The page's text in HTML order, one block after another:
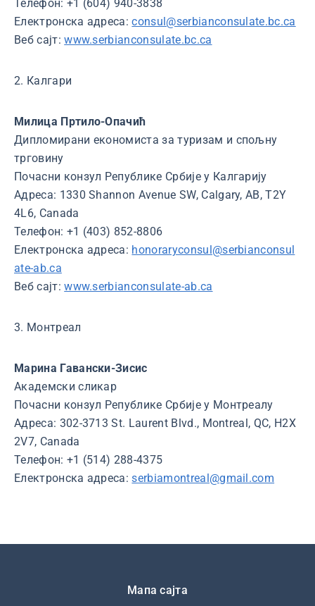
Телефон: +1 (604) 940-3838
Електронска адреса:consul@serbianconsulate.bc.ca
Веб сајт:www.serbianconsulate.bc.ca
2. Калгари
Милица Пртило-Опачић
Дипломирани економиста за туризам и спољну
трговину
Почасни конзул Републике Србије у Калгарију
Адреса: 1330 Shannon Avenue SW, Calgary, AB, T2Y
4L6, Canada
Телефон: +1 (403) 852-8806
Електронска адреса: honoraryconsul@serbianconsul
ate-ab.ca
Веб сајт:www.serbianconsulate-ab.ca
3. Монтреал
Марина Гавански-Зисис
Академски сликар
Почасни конзул Републике Србије у Монтреалу
Адреса: 302-3713 St. Laurent Blvd., Montreal, QC, H2X
2V7, Canada
Телефон: +1 (514) 288-4375
Електронска адреса:serbiamontreal@gmail.com
Мапа сајта